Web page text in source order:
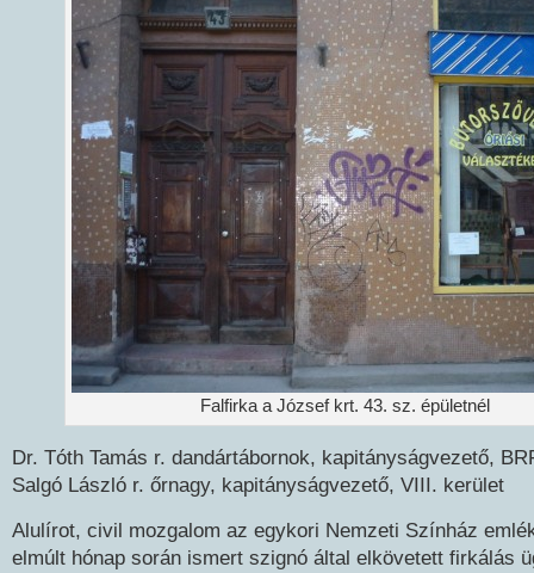
Falfirka a József krt. 43. sz. épületnél
Dr. Tóth Tamás r. dandártábornok, kapitányságvezető,
Salgó László r. őrnagy, kapitányságvezető, VIII. kerület
Alulírot, civil mozgalom az egykori Nemzeti Színház
elmúlt hónap során ismert szignó által elkövetett firkálás